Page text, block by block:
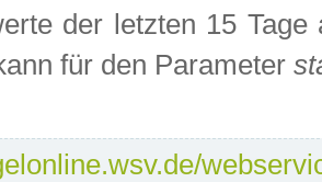
der letzten 15
für den Parameter